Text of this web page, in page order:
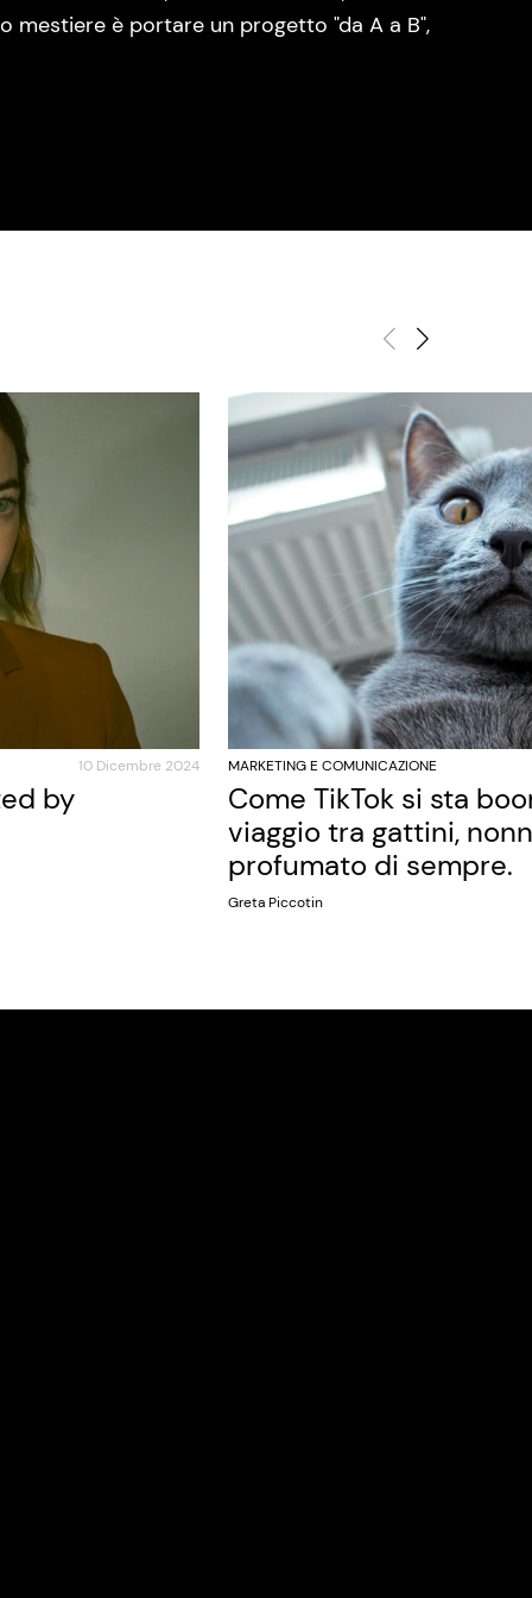
mestiere è portare un progetto "da A a B",
10 Dicembre 2024
by
MARKETING E COMUNICAZIONE
Come TikTok si sta
viaggio tra gattini,
profumato di sempre.
Greta Piccotin